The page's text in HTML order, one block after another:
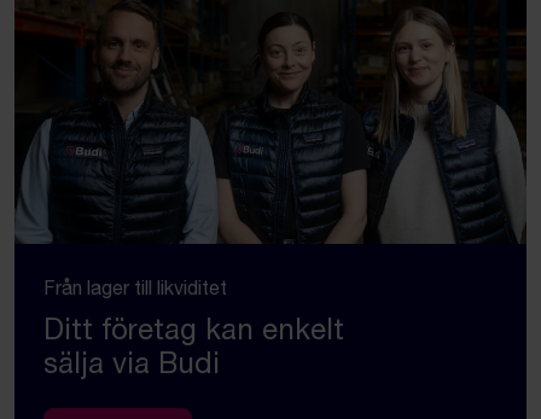
Från lager till likviditet
Ditt företag kan enkelt
sälja via Budi